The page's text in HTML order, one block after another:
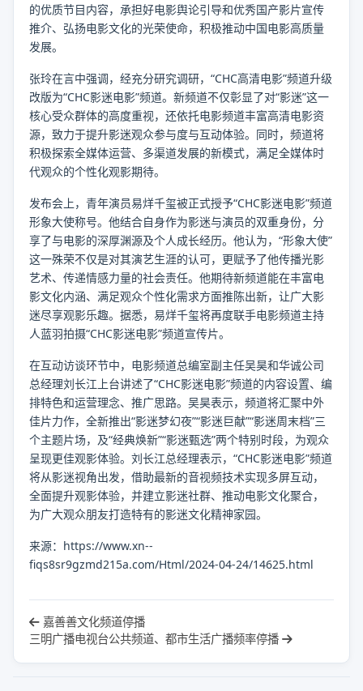
的优质节目内容，承担好电影舆论引导和优秀国产影片宣传
推介、弘扬电影文化的光荣使命，积极推动中国电影高质量
发展。
张玲在言中强调，经充分研究调研，“CHC高清电影”频道升级
改版为“CHC影迷电影”频道。新频道不仅彰显了对“影迷”这一
核心受众群体的高度重视，还依托电影频道丰富高清电影资
源，致力于提升影迷观众参与度与互动体验。同时，频道将
积极探索全媒体运营、多渠道发展的新模式，满足全媒体时
代观众的个性化观影期待。
发布会上，青年演员易烊千玺被正式授予“CHC影迷电影”频道
形象大使称号。他结合自身作为影迷与演员的双重身份，分
享了与电影的深厚渊源及个人成长经历。他认为，“形象大使”
这一殊荣不仅是对其演艺生涯的认可，更赋予了他传播光影
艺术、传递情感力量的社会责任。他期待新频道能在丰富电
影文化内涵、满足观众个性化需求方面推陈出新，让广大影
迷尽享观影乐趣。据悉，易烊千玺将再度联手电影频道主持
人蓝羽拍摄“CHC影迷电影”频道宣传片。
在互动访谈环节中，电影频道总编室副主任吴昊和华诚公司
总经理刘长江上台讲述了“CHC影迷电影”频道的内容设置、编
排特色和运营理念、推广思路。吴昊表示，频道将汇聚中外
佳片力作，全新推出“影迷梦幻夜”“影迷巨献”“影迷周末档”三
个主题片场，及“经典焕新”“影迷甄选”两个特别时段，为观众
呈现更佳观影体验。刘长江总经理表示，“CHC影迷电影”频道
将从影迷视角出发，借助最新的音视频技术实现多屏互动，
全面提升观影体验，并建立影迷社群、推动电影文化聚合，
为广大观众朋友打造特有的影迷文化精神家园。
来源：https://www.xn--
fiqs8sr9gzmd215a.com/Html/2024-04-24/14625.html
嘉善善文化频道停播
三明广播电视台公共频道、都市生活广播频率停播